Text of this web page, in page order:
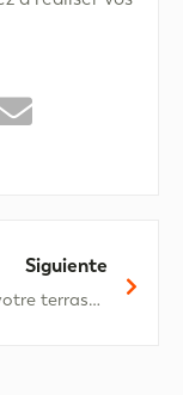
Siguiente
Préparez votre terrasse pour ce printemps